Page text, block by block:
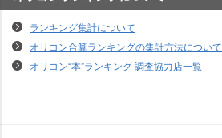
ランキング集計について
オリコン合算ランキングの集計方法について
オリコン“本”ランキング 調査協力店一覧